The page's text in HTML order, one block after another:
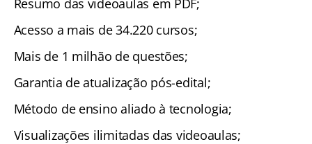
Resumo das videoaulas em PDF;
Acesso a mais de 34.220 cursos;
Mais de 1 milhão de questões;
Garantia de atualização pós-edital;
Método de ensino aliado à tecnologia;
Visualizações ilimitadas das videoaulas;